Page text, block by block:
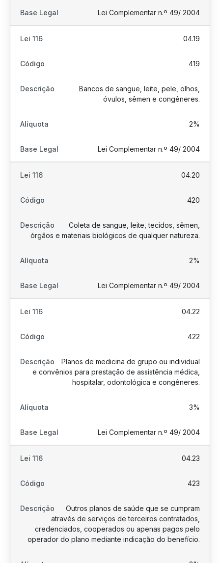
Lei Complementar n.º 49/ 2004
04.19
419
Bancos de sangue, leite, pele, olhos,
óvulos, sêmen e congêneres.
2%
Lei Complementar n.º 49/ 2004
04.20
420
Coleta de sangue, leite, tecidos, sêmen,
órgãos e materiais biológicos de qualquer natureza.
2%
Lei Complementar n.º 49/ 2004
04.22
422
Planos de medicina de grupo ou individual
e convênios para prestação de assistência médica,
hospitalar, odontológica e congêneres.
3%
Lei Complementar n.º 49/ 2004
04.23
423
Outros planos de saúde que se cumpram
através de serviços de terceiros contratados,
credenciados, cooperados ou apenas pagos pelo
operador do plano mediante indicação do benefício.